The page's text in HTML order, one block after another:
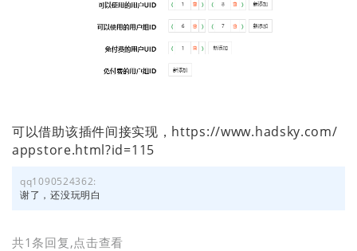
可以借助该插件间接实现，https://www.hadsky.com/
appstore.html?id=115
qq1090524362:
谢了，还没玩明白
共1条回复 ,点击查看